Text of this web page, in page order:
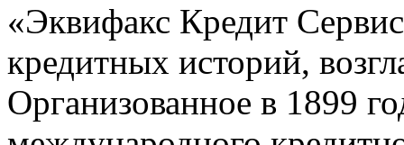
«Эквифакс Кредит
кредитных историй,
Организованное в 1899